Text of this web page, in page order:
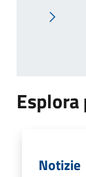
Pagina
Notizie